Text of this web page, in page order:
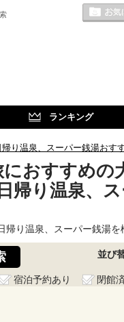
ランキング
り温泉、スーパー銭湯おす
におすすめの
帰り温泉、
帰り温泉、スーパー銭湯を
並び
宿泊予約あり
閉館